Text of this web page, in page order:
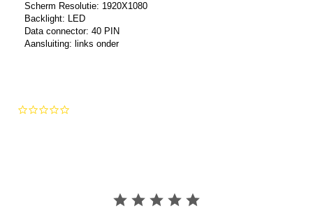
Scherm Resolutie: 1920X1080
Backlight: LED
Data connector: 40 PIN
Aansluiting: links onder